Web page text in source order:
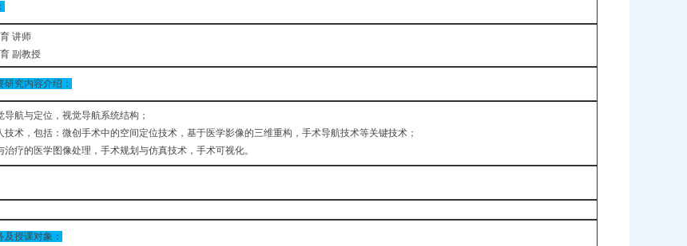
讲师
副教授
究内容介绍：
导航与定位，视觉导航系统结构；
技术，包括：微创手术中的空间定位技术，基于医学影像的三维重构，手术导航技术等关键技术；
治疗的医学图像处理，手术规划与仿真技术，手术可视化。
授课对象：